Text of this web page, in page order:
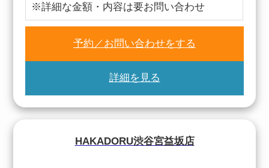
※詳細な金額・内容は要お問い合わせ
予約／お問い合わせをする
詳細を見る
HAKADORU渋谷宮益坂店